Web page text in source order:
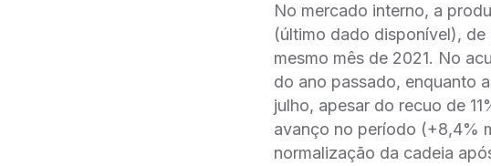
No mercado interno, a
(último dado disponível),
mesmo mês de 2021. No
do ano passado, enquanto
julho, apesar do recuo de
avanço no período (+8,4%
normalização da cadeia